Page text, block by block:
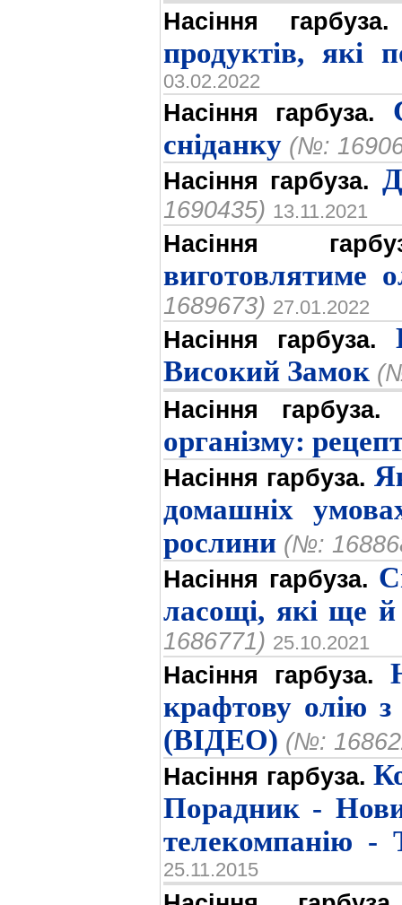
Насіння гарбуза.
продуктів, які
03.02.2022
Насіння гарбуза.
сніданку (№:
Насіння гарбуза.
1690435) 13.11.2021
Насіння
виготовлятиме
1689673) 27.01.2022
Насіння гарбуза.
Високий Замок
Насіння гарбуза.
організму:
Насіння гарбуза.
домашніх
рослини (№:
Насіння гарбуза.
ласощі, які ще
1686771) 25.10.2021
Насіння гарбуза.
крафтову олію з
(ВІДЕО) (№:
Насіння гарбуза.
Порадник -
телекомпанію -
25.11.2015